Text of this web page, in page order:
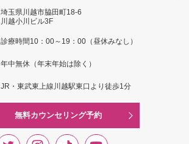
埼玉県川越市脇田町18-6
川越小川ビル3F
診療時間10：00～19：00（昼休みなし）
年中無休（年末年始は除く）
JR・東武東上線川越駅東口より徒歩1分
無料カウンセリング予約